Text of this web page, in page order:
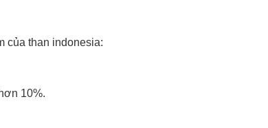
của than indonesia:
10%.